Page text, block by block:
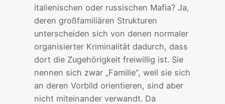
italienischen oder russischen Mafia? Ja,
deren großfamiliären Strukturen
unterscheiden sich von denen normaler
organisierter Kriminalität dadurch, dass
dort die Zugehörigkeit freiwillig ist. Sie
nennen sich zwar „Familie“, weil sie sich
an deren Vorbild orientieren, sind aber
nicht miteinander verwandt. Da